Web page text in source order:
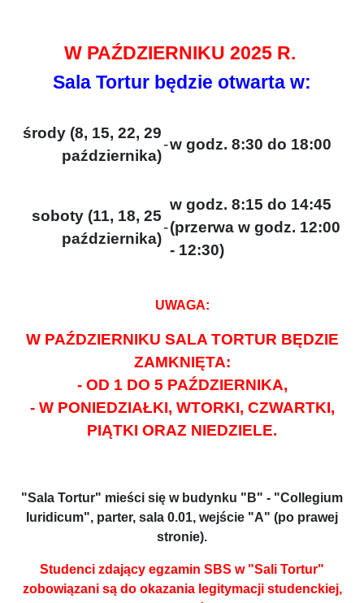
W PAŹDZIERNIKU 2025 R.
Sala Tortur będzie otwarta w:
środy (8, 15, 22, 29
października)
-w godz. 8:30 do 18:00
soboty (11, 18, 25
października)
-
w godz. 8:15 do 14:45
(przerwa w godz. 12:00
- 12:30)
UWAGA:
W PAŹDZIERNIKU SALA TORTUR BĘDZIE
ZAMKNIĘTA:
- OD 1 DO 5 PAŹDZIERNIKA,
- W PONIEDZIAŁKI, WTORKI, CZWARTKI,
PIĄTKI ORAZ NIEDZIELE.
"Sala Tortur" mieści się w budynku "B" - "Collegium
Iuridicum", parter, sala 0.01, wejście "A" (po prawej
stronie).
Studenci zdający egzamin SBS w "Sali Tortur"
zobowiązani są do okazania legitymacji studenckiej,